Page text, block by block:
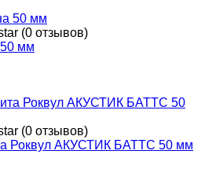
(0 отзывов)
мм
(0 отзывов)
Роквул АКУСТИК БАТТС 50 мм